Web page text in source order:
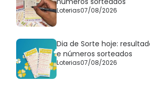
Loterias07/08/2026
Dia de Sorte hoje:
e números sorteados
Loterias07/08/2026